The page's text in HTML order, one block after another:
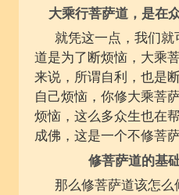
大乘行菩萨道，是在
就凭这一点，我们
道是为了断烦恼，大乘
来说，所谓自利，也是
自己烦恼，你修大乘菩
烦恼，这么多众生也在
成佛，这是一个不修菩
修菩萨道的基
那么修菩萨道该怎